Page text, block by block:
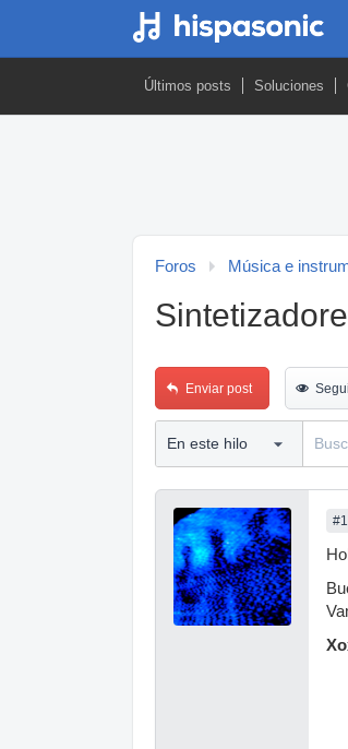
Últimos posts Soluciones
Foros Música e
Enviar post
#1